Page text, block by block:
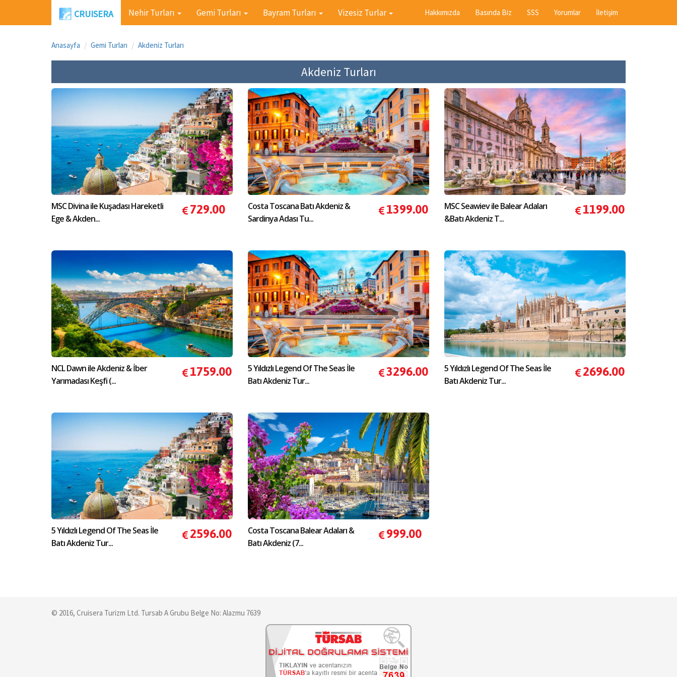
CRUISERA Nehir Turları Gemi Turları Bayram Turları Vizesiz Turlar Hakkımızda Basında Biz SSS Yorumlar İletişim
Anasayfa Gemi Turları Akdeniz Turları
Akdeniz Turları
MSC Divina ile Kuşadası Hareketli
Ege & Akden...
729.00
Costa Toscana Batı Akdeniz &
Sardinya Adası Tu...
1399.00
MSC Seawiev ile Balear Adaları
&Batı Akdeniz T...
1199.00
NCL Dawn ile Akdeniz & İber
Yarımadası Keşfi (...
1759.00
5 Yıldızlı Legend Of The Seas İle
Batı Akdeniz Tur...
3296.00
5 Yıldızlı Legend Of The Seas İle
Batı Akdeniz Tur...
2696.00
5 Yıldızlı Legend Of The Seas İle
Batı Akdeniz Tur...
2596.00
Costa Toscana Balear Adaları &
Batı Akdeniz (7...
999.00
© 2016, Cruisera Turizm Ltd. Tursab A Grubu Belge No: Alazmu 7639